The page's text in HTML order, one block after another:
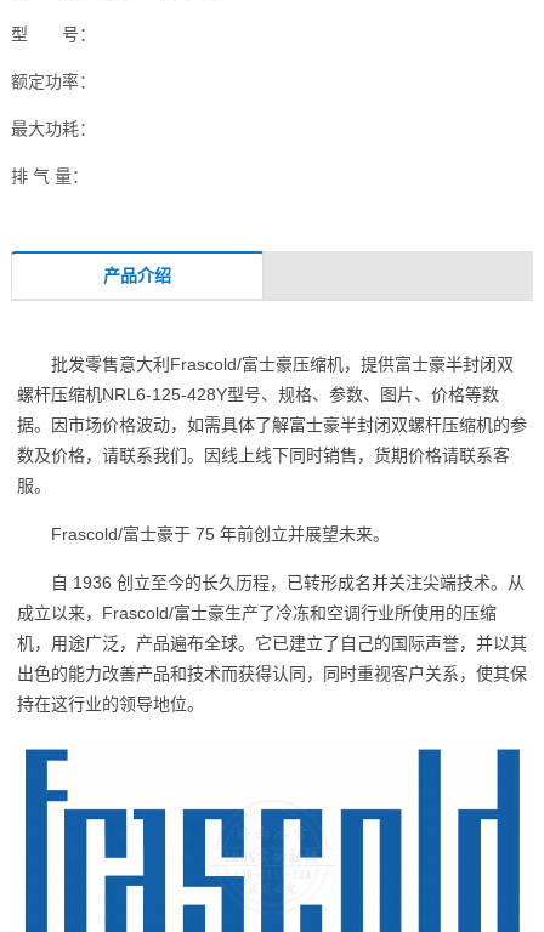
型 号：
额定功率：
最大功耗：
排 气 量：
产品介绍
批发零售意大利Frascold/富士豪压缩机，提供富士豪半封闭双
螺杆压缩机NRL6-125-428Y型号、规格、参数、图片、价格等数
据。因市场价格波动，如需具体了解富士豪半封闭双螺杆压缩机的参
数及价格，请联系我们。因线上线下同时销售，货期价格请联系客
服。
Frascold/富士豪于 75 年前创立并展望未来。
自 1936 创立至今的长久历程，已转形成名并关注尖端技术。从
成立以来，Frascold/富士豪生产了冷冻和空调行业所使用的压缩
机，用途广泛，产品遍布全球。它已建立了自己的国际声誉，并以其
出色的能力改善产品和技术而获得认同，同时重视客户关系，使其保
持在这行业的领导地位。